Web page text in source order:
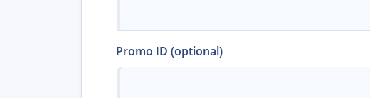
Promo ID (optional)